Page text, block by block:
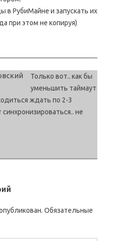
reload)
init.d/dropbox
в РубиМайне и запускать их
при этом не копируя)
Только вот.. как бы
уменьшить таймаут
ждать по 2-3
не
Обязательные